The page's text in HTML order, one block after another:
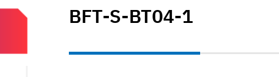
BFT-S-BT04-1